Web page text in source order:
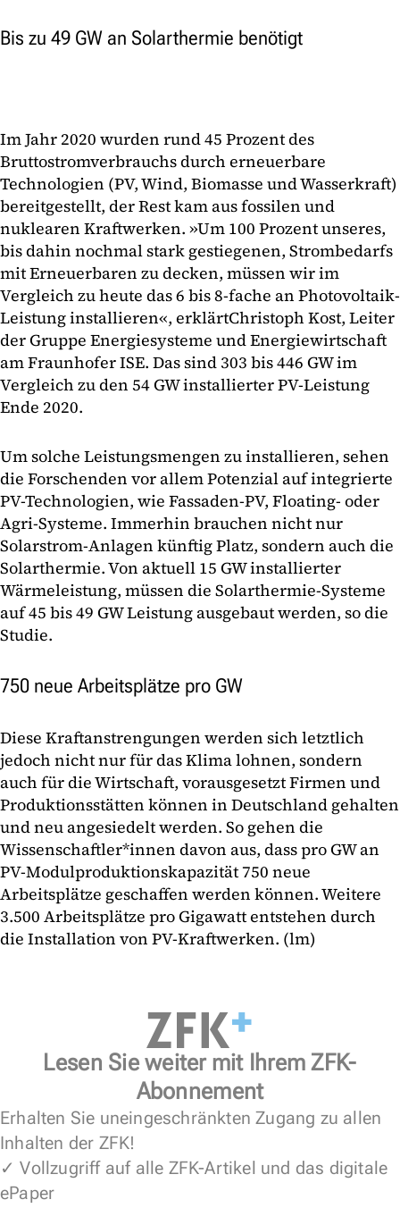
Bis zu 49 GW an Solarthermie benötigt
Im Jahr 2020 wurden rund 45 Prozent des
Bruttostromverbrauchs durch erneuerbare
Technologien (PV, Wind, Biomasse und Wasserkraft)
bereitgestellt, der Rest kam aus fossilen und
nuklearen Kraftwerken. »Um 100 Prozent unseres,
bis dahin nochmal stark gestiegenen, Strombedarfs
mit Erneuerbaren zu decken, müssen wir im
Vergleich zu heute das 6 bis 8-fache an Photovoltaik-
Leistung installieren«, erklärtChristoph Kost, Leiter
der Gruppe Energiesysteme und Energiewirtschaft
am Fraunhofer ISE. Das sind 303 bis 446 GW im
Vergleich zu den 54 GW installierter PV-Leistung
Ende 2020.
Um solche Leistungsmengen zu installieren, sehen
die Forschenden vor allem Potenzial auf integrierte
PV-Technologien, wie Fassaden-PV, Floating- oder
Agri-Systeme. Immerhin brauchen nicht nur
Solarstrom-Anlagen künftig Platz, sondern auch die
Solarthermie. Von aktuell 15 GW installierter
Wärmeleistung, müssen die Solarthermie-Systeme
auf 45 bis 49 GW Leistung ausgebaut werden, so die
Studie.
750 neue Arbeitsplätze pro GW
Diese Kraftanstrengungen werden sich letztlich
jedoch nicht nur für das Klima lohnen, sondern
auch für die Wirtschaft, vorausgesetzt Firmen und
Produktionsstätten können in Deutschland gehalten
und neu angesiedelt werden. So gehen die
Wissenschaftler*innen davon aus, dass pro GW an
PV-Modulproduktionskapazität 750 neue
Arbeitsplätze geschaffen werden können. Weitere
3.500 Arbeitsplätze pro Gigawatt entstehen durch
die Installation von PV-Kraftwerken. (lm)
Lesen Sie weiter mit Ihrem ZFK-
Abonnement
Erhalten Sie uneingeschränkten Zugang zu allen
Inhalten der ZFK!
✓ Vollzugriff auf alle ZFK-Artikel und das digitale
ePaper